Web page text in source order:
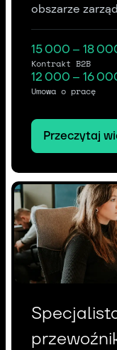
obszarze
15 000 – 18
Kontrakt B2B
12 000 – 16
Umowa o pracę
Przeczytaj